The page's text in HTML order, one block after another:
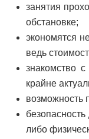
занятия
обстановке;
экономятся
ведь
знакомство
крайне
возможность
либо